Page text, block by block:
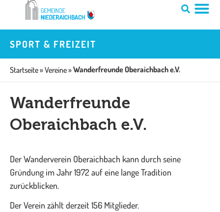
springen
SPORT & FREIZEIT
Startseite»Vereine»Wanderfreunde Oberaichbach e.V.
Wanderfreunde
Oberaichbach e.V.
Der Wanderverein Oberaichbach kann durch seine
Gründung im Jahr 1972 auf eine lange Tradition
zurückblicken.
Der Verein zählt derzeit 156 Mitglieder.